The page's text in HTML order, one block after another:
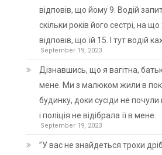
відповів, що йому 9. Водій
скільки років його сестрі, на
відповів, що їй 15. І тут водій
September 19, 2023
Дізнавшись, що я вагітна,
мене. Ми з малюком жили в
будинку, доки сусіди не
і поліція не відібрала її в мене.
September 19, 2023
”У вас не знайдеться трохи